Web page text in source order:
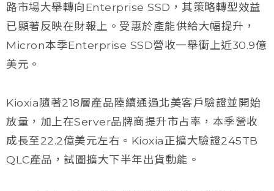
路市場大舉轉向Enterprise SSD，其策略轉型效益
已顯著反映在財報上。受惠於產能供給大幅提升，
Micron本季Enterprise SSD營收一舉衝上近30.9億
美元。
Kioxia隨著218層產品陸續通過北美客戶驗證並開始
放量，加上在Server品牌商提升市占率，本季營收
成長至22.2億美元左右。Kioxia正擴大驗證245TB
QLC產品，試圖擴大下半年出貨動能。